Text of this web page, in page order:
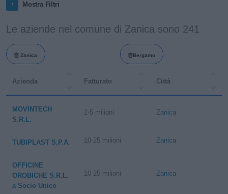
Mostra Filtri
Le aziende nel comune di Zanica sono 241
Zanica Bergamo
Azienda Fatturato Città
MOVINTECH
S.R.L.
2-5 milioni Zanica
TUBIPLAST S.P.A. 10-25 milioni Zanica
OFFICINE
OROBICHE S.R.L.
a Socio Unico
10-25 milioni Zanica